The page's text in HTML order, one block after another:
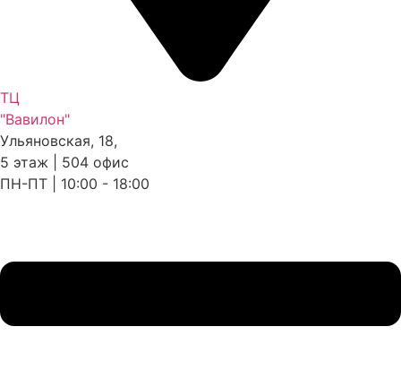
ТЦ
"Вавилон"
Ульяновская, 18,
5 этаж | 504 офис
ПН-ПТ | 10:00 - 18:00